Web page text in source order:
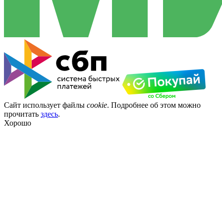
Сайт использует файлы cookie. Подробнее об этом можно
прочитать здесь.
Хорошо